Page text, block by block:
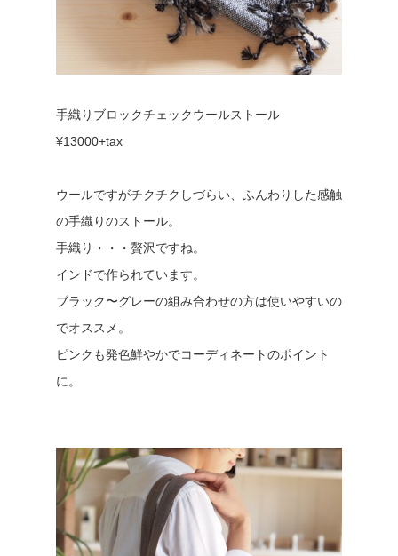
手織りブロックチェックウールストール
¥13000+tax
ウールですがチクチクしづらい、ふんわりした感触
の手織りのストール。
手織り・・・贅沢ですね。
インドで作られています。
ブラック〜グレーの組み合わせの方は使いやすいの
でオススメ。
ピンクも発色鮮やかでコーディネートのポイント
に。